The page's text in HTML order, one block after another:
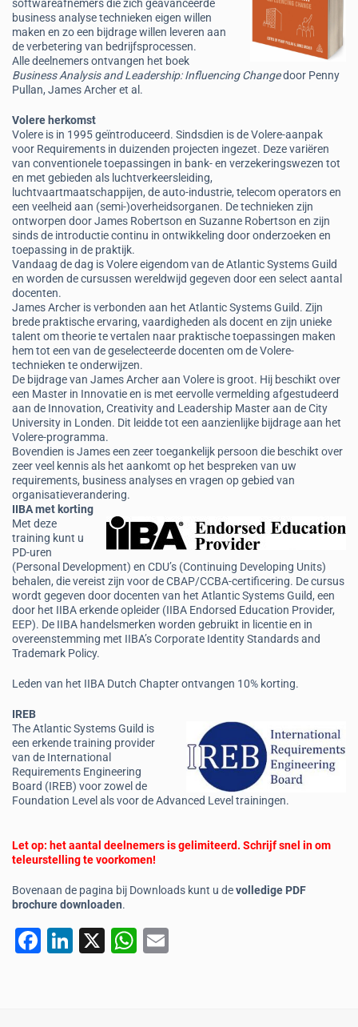
softwareafnemers die zich geavanceerde
business analyse technieken eigen willen
maken en zo een bijdrage willen leveren aan
de verbetering van bedrijfsprocessen.
Alle deelnemers ontvangen het boek
Business Analysis and Leadership: Influencing Changedoor Penny
Pullan, James Archer et al.
Volere herkomst
Volere is in 1995 geïntroduceerd. Sindsdien is de Volere-aanpak
voor Requirements in duizenden projecten ingezet. Deze variëren
van conventionele toepassingen in bank- en verzekeringswezen tot
en met gebieden als luchtverkeersleiding,
luchtvaartmaatschappijen, de auto-industrie, telecom operators en
een veelheid aan (semi-)overheidsorganen. De technieken zijn
ontworpen door James Robertson en Suzanne Robertson en zijn
sinds de introductie continu in ontwikkeling door onderzoeken en
toepassing in de praktijk.
Vandaag de dag is Volere eigendom van de Atlantic Systems Guild
en worden de cursussen wereldwijd gegeven door een select aantal
docenten.
James Archer is verbonden aan het Atlantic Systems Guild. Zijn
brede praktische ervaring, vaardigheden als docent en zijn unieke
talent om theorie te vertalen naar praktische toepassingen maken
hem tot een van de geselecteerde docenten om de Volere-
technieken te onderwijzen.
De bijdrage van James Archer aan Volere is groot. Hij beschikt over
een Master in Innovatie en is met eervolle vermelding afgestudeerd
aan de Innovation, Creativity and Leadership Master aan de City
University in Londen. Dit leidde tot een aanzienlijke bijdrage aan het
Volere-programma.
Bovendien is James een zeer toegankelijk persoon die beschikt over
zeer veel kennis als het aankomt op het bespreken van uw
requirements, business analyses en vragen op gebied van
organisatieverandering.
IIBA met korting
Met deze
training kunt u
PD-uren
(Personal Development) en CDU’s (Continuing Developing Units)
behalen, die vereist zijn voor de CBAP/CCBA-certificering. De cursus
wordt gegeven door docenten van het Atlantic Systems Guild, een
door het IIBA erkende opleider (IIBA Endorsed Education Provider,
EEP). De IIBA handelsmerken worden gebruikt in licentie en in
overeenstemming met IIBA’s Corporate Identity Standards and
Trademark Policy.
Leden van het IIBA Dutch Chapter ontvangen 10% korting.
IREB
The Atlantic Systems Guild is
een erkende training provider
van de International
Requirements Engineering
Board (IREB) voor zowel de
Foundation Level als voor de Advanced Level trainingen.
Let op: het aantal deelnemers is gelimiteerd. Schrijf snel in om
teleurstelling te voorkomen!
Bovenaan de pagina bij Downloads kunt u devolledige PDF
brochure downloaden.
F
Li
X
W